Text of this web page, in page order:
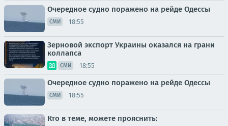
Очередное судно поражено на рейде Одессы
СМИ 18:55
Зерновой экспорт Украины оказался на грани
коллапса
СМИ 18:55
Очередное судно поражено на рейде Одессы
СМИ 18:55
Кто в теме, можете прояснить: